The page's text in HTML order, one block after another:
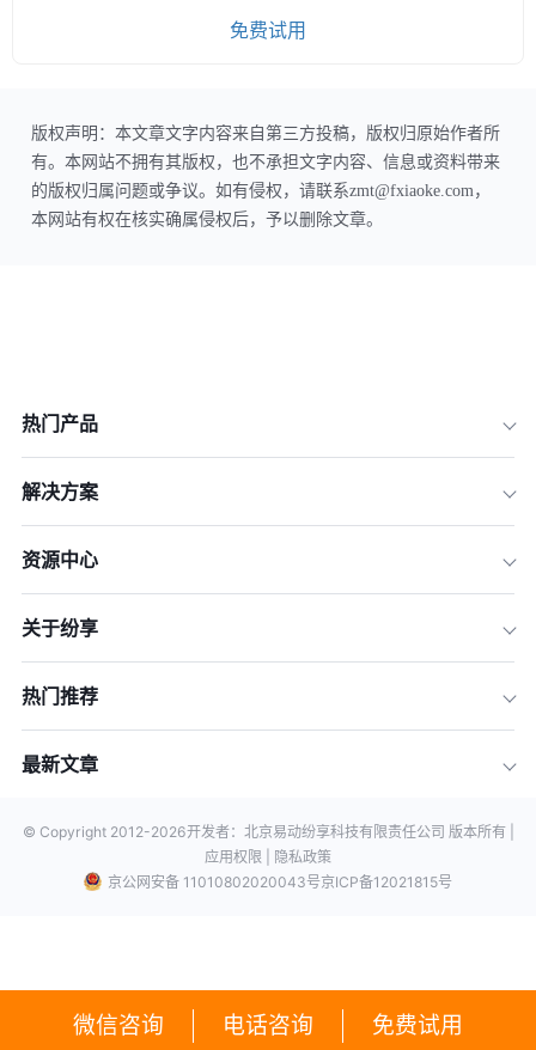
微信咨询 电话咨询 免费试用
免费试用
版权声明：本文章文字内容来自第三方投稿，版权归原始作者所
有。本网站不拥有其版权，也不承担文字内容、信息或资料带来
的版权归属问题或争议。如有侵权，请联系zmt@fxiaoke.com，
本网站有权在核实确属侵权后，予以删除文章。
热门产品
解决方案
资源中心
关于纷享
热门推荐
最新文章
© Copyright 2012-2026开发者：北京易动纷享科技有限责任公司 版本所有 |
应用权限 |
隐私政策
京公网安备 11010802020043号京ICP备12021815号